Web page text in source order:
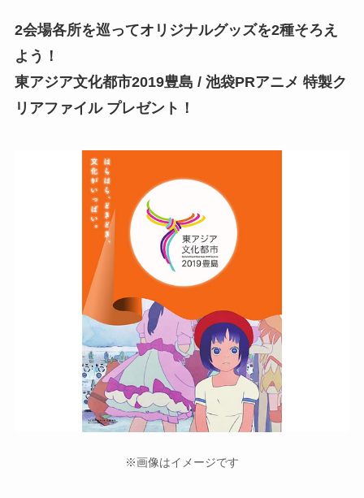
2会場各所を巡ってオリジナルグッズを2種そろえ
よう！
東アジア文化都市2019豊島 / 池袋PRアニメ 特製ク
リアファイル プレゼント！
※画像はイメージです